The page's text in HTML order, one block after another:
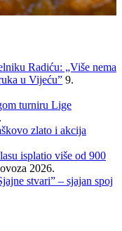
Radiću: „Više nema
u Vijeću” 9.
turniru Lige
zlato i akcija
isplatio više od 900
2026.
stvari” – sjajan spoj